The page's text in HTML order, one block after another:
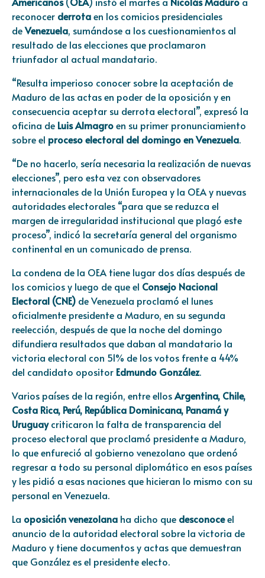
reconocer derrotaen los comicios presidenciales
deVenezuela, sumándose a los cuestionamientos al
resultado de las elecciones que proclamaron
triunfador al actual mandatario.
“Resulta imperioso conocer sobre la aceptación de
Maduro de las actas en poder de la oposición y en
consecuencia aceptar su derrota electoral”, expresó la
oficina de Luis Almagroen su primer pronunciamiento
sobre el proceso electoral del domingo en Venezuela.
“De no hacerlo, sería necesaria la realización de nuevas
elecciones”, pero esta vez con observadores
internacionales de la Unión Europea y la OEA y nuevas
autoridades electorales “para que se reduzca el
margen de irregularidad institucional que plagó este
proceso”, indicó la secretaría general del organismo
continental en un comunicado de prensa.
La condena de la OEA tiene lugar dos días después de
los comicios y luego de que el Consejo Nacional
Electoral (CNE) de Venezuela proclamó el lunes
oficialmente presidente a Maduro, en su segunda
reelección, después de que la noche del domingo
difundiera resultados que daban al mandatario la
victoria electoral con 51% de los votos frente a 44%
del candidato opositor Edmundo González.
Varios países de la región, entre ellosArgentina, Chile,
Costa Rica, Perú, República Dominicana, Panamá y
Uruguaycriticaron la falta de transparencia del
proceso electoral que proclamó presidente a Maduro,
lo que enfureció al gobierno venezolano que ordenó
regresar a todo su personal diplomático en esos países
y les pidió a esas naciones que hicieran lo mismo con su
personal en Venezuela.
La oposición venezolana ha dicho que desconoceel
anuncio de la autoridad electoral sobre la victoria de
Maduro y tiene documentos y actas que demuestran
que González es el presidente electo.